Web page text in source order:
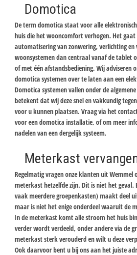
Domotica
De term domotica staat voor alle
huis die het wooncomfort verhogen. Het
automatisering van zonwering, verlichting
woonsystemen dan centraal vanaf de tablet
of met één afstandsbediening. Wij adviseren
domotica systemen over te laten aan een
Domotica systemen vallen onder de
betekent dat wij deze snel en vakkundig
voor u kunnen plaatsen. Vraag via het
voor een domotica installatie, of om meer
nadelen van een dergelijk systeem.
Meterkast
Regelmatig vragen onze klanten uit Wemmel
meterkast hetzelfde zijn. Dit is niet het geval.
vaak meerdere groepenkasten) maakt deel
maar is niet het enige onderdeel waaruit de
In de meterkast komt alle stroom het huis
verder wordt verdeeld, onder andere via de
meterkast sterk verouderd en wilt u deze
Ook daarvoor bent u bij ons aan het juiste